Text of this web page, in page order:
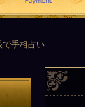
で手相占い